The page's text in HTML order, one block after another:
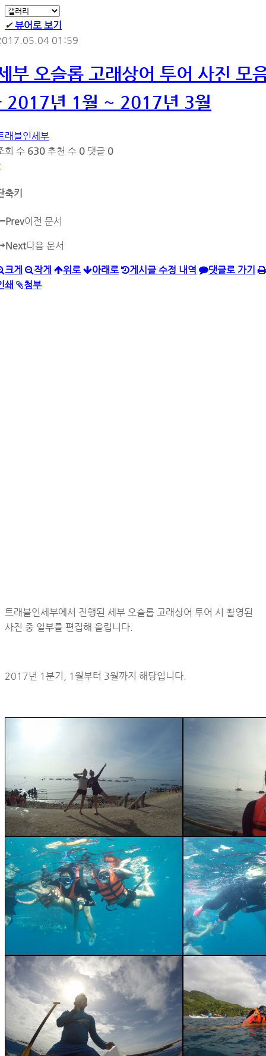
✔ 뷰어로 보기
01:59
부 오슬롭 고래상어 투어 사진 모
2017년 1월 ~ 2017년 3월
래블인세부
회 수 630 추천 수 0 댓글 0
축키
Prev이전 문서
Next다음 문서
크게 작게 위로 아래로 게시글 수정 내역
댓글로 가기
쇄
첨부
트래블인세부에서 진행된 세부 오슬롭 고래상어 투어 시 촬영된
사진 중 일부를 편집해 올립니다.
2017년 1분기, 1월부터 3월까지 해당입니다.